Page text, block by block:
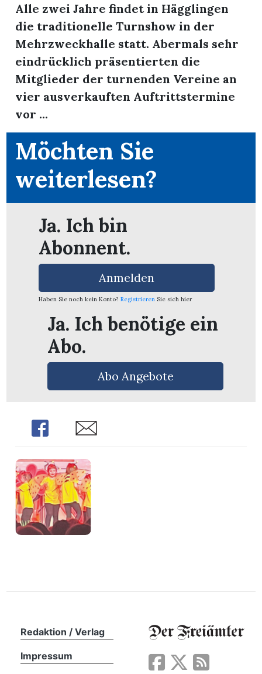
Alle zwei Jahre findet in Hägglingen
die traditionelle Turnshow in der
Mehrzweckhalle statt. Abermals sehr
eindrücklich präsentierten die
Mitglieder der turnenden Vereine an
vier ausverkauften Auftrittstermine
vor ...
Möchten Sie
weiterlesen?
Ja. Ich bin
Abonnent.
Anmelden
Haben Sie noch kein Konto? Registrieren Sie sich hier
Ja. Ich benötige ein
Abo.
Abo Angebote
Share Share
Redaktion / Verlag
Impressum